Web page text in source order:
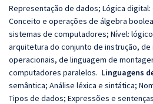
Representação de dados; Lógica
Conceito e operações de álgebra
sistemas de computadores; Nível:
arquitetura do conjunto de instrução, de
operacionais, de linguagem de
computadores paralelos. Linguagens
semântica; Análise léxica e sintática;
Tipos de dados; Expressões e